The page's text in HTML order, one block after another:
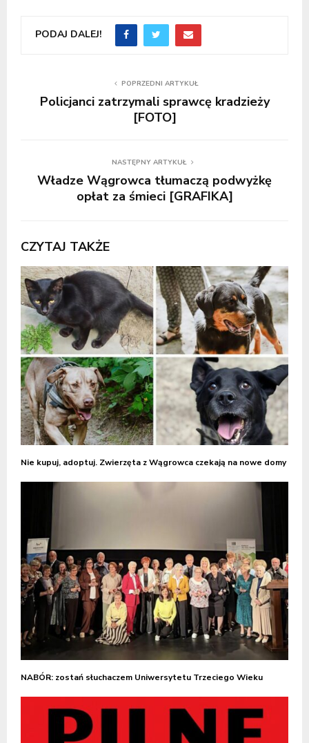
PODAJ DALEJ!
POPRZEDNI ARTYKUŁ
Policjanci zatrzymali sprawcę kradzieży
[FOTO]
NASTĘPNY ARTYKUŁ
Władze Wągrowca tłumaczą podwyżkę
opłat za śmieci [GRAFIKA]
CZYTAJ TAKŻE
Nie kupuj, adoptuj. Zwierzęta z Wągrowca czekają na nowe domy
NABÓR: zostań słuchaczem Uniwersytetu Trzeciego Wieku